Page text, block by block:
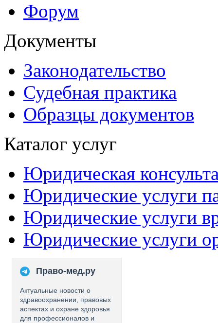
Форум
Документы
Законодательство
Судебная практика
Образцы документов
Каталог услуг
Юридическая
Юридические услуги
Юридические услуги
Юридические услуги
Право-мед.ру
Актуальные новости о
здравоохранении, правовых
аспектах и охране здоровья
для профессионалов и